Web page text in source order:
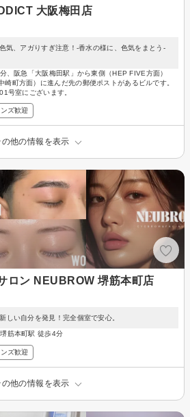
大阪梅田店
気、アガりすぎ注意！-香水の様に、色気をまとう-
、阪急「大阪梅田駅」から東側（HEP FIVE方面）
崎町方面）に進んだ先の郵便ポストがあるビルです。
号室にございます。
ンズ歓迎
の他の情報を表示
ロン NEUBROW 堺筋本町店
しい自分を発見！完全個室で安心。
筋本町駅 徒歩4分
ンズ歓迎
の他の情報を表示